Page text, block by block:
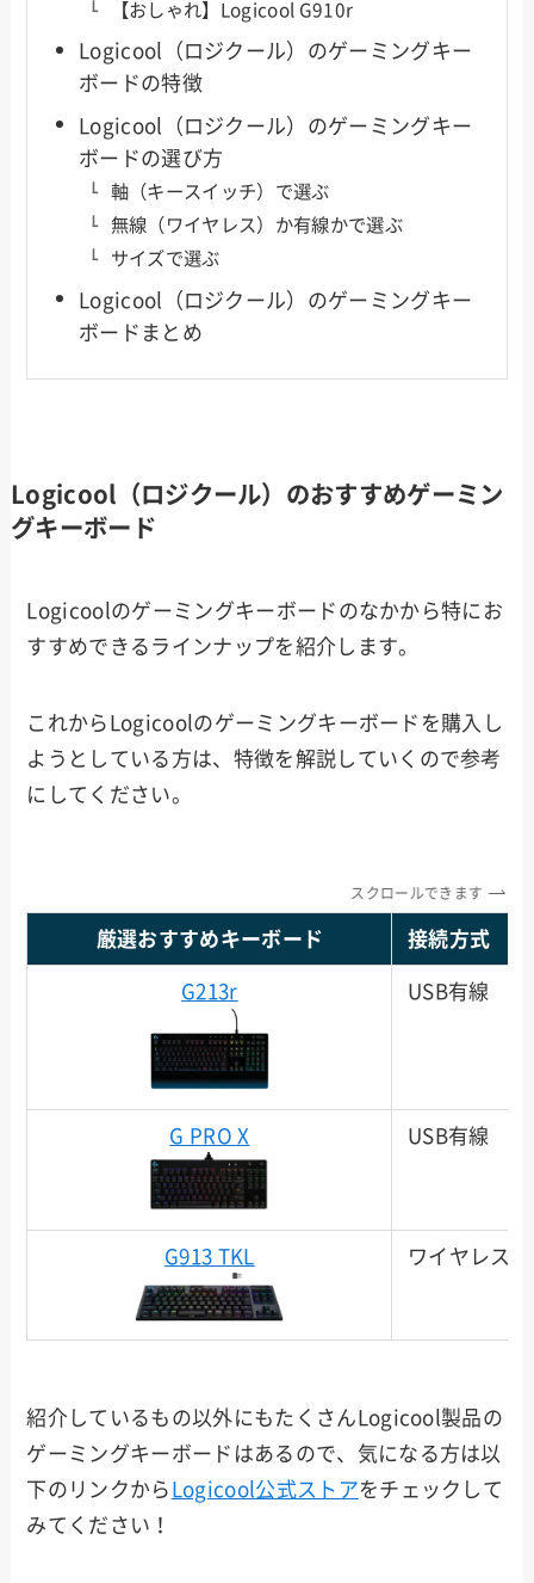
【おしゃれ】Logicool G910r
Logicool（ロジクール）のゲーミングキー
ボードの特徴
Logicool（ロジクール）のゲーミングキー
ボードの選び方
軸（キースイッチ）で選ぶ
無線（ワイヤレス）か有線かで選ぶ
サイズで選ぶ
Logicool（ロジクール）のゲーミングキー
ボードまとめ
Logicool（ロジクール）のおすすめゲーミン
グキーボード
Logicoolのゲーミングキーボードのなかから特にお
すすめできるラインナップを紹介します。
これからLogicoolのゲーミングキーボードを購入し
ようとしている方は、特徴を解説していくので参考
にしてください。
スクロールできます
厳選おすすめキーボード 接続方式
G213r USB有線
G PRO X USB有線
G913 TKL ワイヤレス
紹介しているもの以外にもたくさんLogicool製品の
ゲーミングキーボードはあるので、気になる方は以
下のリンクから Logicool公式ストアをチェックして
みてください！